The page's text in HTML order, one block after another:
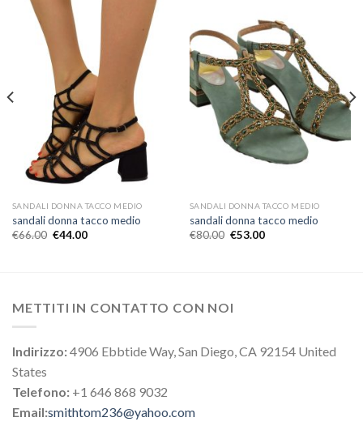
SANDALI DONNA TACCO MEDIO
sandali donna tacco medio
€66.00 €44.00
SANDALI DONNA TACCO MEDIO
sandali donna tacco medio
€80.00 €53.00
METTITI IN CONTATTO CON NOI
Indirizzo:4906 Ebbtide Way, San Diego, CA 92154 United
States
Telefono: +1 646 868 9032
Email:smithtom236@yahoo.com